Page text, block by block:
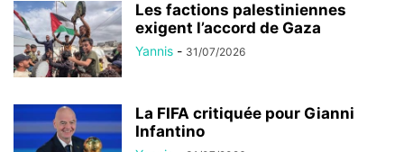
Les factions palestiniennes
exigent l’accord de Gaza
Yannis - 31/07/2026
La FIFA critiquée pour Gianni
Infantino